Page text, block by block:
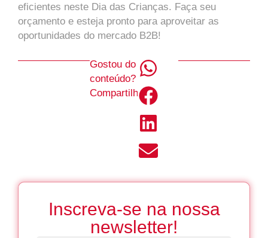
eficientes neste Dia das Crianças. Faça seu
orçamento e esteja pronto para aproveitar as
oportunidades do mercado B2B!
Gostou do
conteúdo?
Compartilhe!
Inscreva-se na nossa
newsletter!